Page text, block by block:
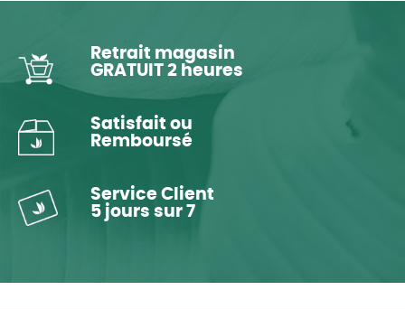
Retrait magasin
GRATUIT 2 heures
Satisfait ou
Remboursé
Service Client
5 jours sur 7